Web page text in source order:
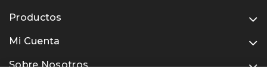
Productos
Mi Cuenta
Sobre Nosotros